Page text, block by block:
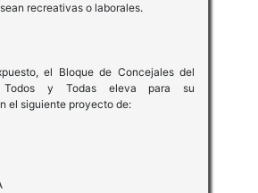
recreativas o laborales.
el Bloque de Concejales del
Todos y Todas eleva para su
el siguiente proyecto de: